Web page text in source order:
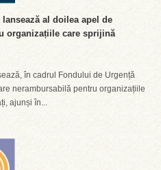
al doilea apel de
organizațiile care sprijină
în cadrul Fondului de Urgență
nerambursabilă pentru organizațiile
ajunși în...